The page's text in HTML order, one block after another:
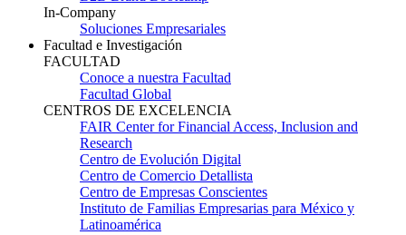
In-Company
Soluciones Empresariales
Facultad e Investigación
FACULTAD
Conoce a nuestra Facultad
Facultad Global
CENTROS DE EXCELENCIA
FAIR Center for Financial Access, Inclusion and
Research
Centro de Evolución Digital
Centro de Comercio Detallista
Centro de Empresas Conscientes
Instituto de Familias Empresarias para México y
Latinoamérica